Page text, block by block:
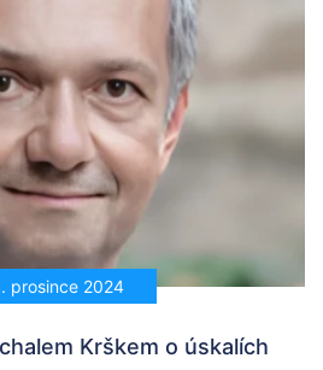
prosince 2024
Krškem o úskalích